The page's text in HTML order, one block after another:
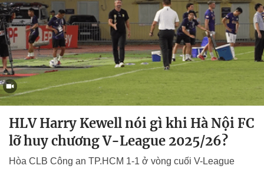
HLV Harry Kewell nói gì khi Hà Nội FC
lỡ huy chương V-League 2025/26?
Hòa CLB Công an TP.HCM 1-1 ở vòng cuối V-League